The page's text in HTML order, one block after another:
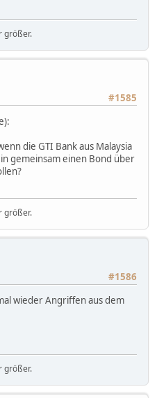
größer.
#1585
die GTI Bank aus Malaysia
gemeinsam einen Bond über
größer.
#1586
wieder Angriffen aus dem
größer.